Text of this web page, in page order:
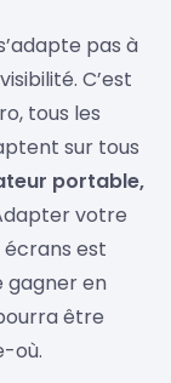
pas à
C’est
tous les
sur tous
portable,
votre
est
gagner en
être
où.